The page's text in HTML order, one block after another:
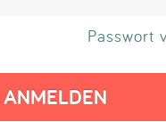
Impressum
Anmelden
Passwort